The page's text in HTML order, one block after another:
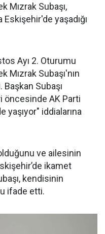
Mızrak Subaşı,
yaşadığı
Ayı 2. Oturumu
Mızrak Subaşı'nın
Subaşı
öncesinde AK Parti
yaşıyor" iddialarına
ve ailesinin
ikamet
kendisinin
ifade etti.